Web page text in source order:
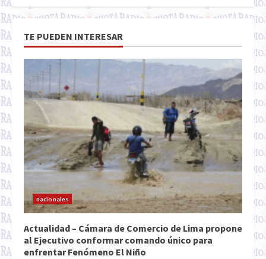
TE PUEDEN INTERESAR
nacionales
Actualidad – Cámara de Comercio de Lima propone
al Ejecutivo conformar comando único para
enfrentar Fenómeno El Niño